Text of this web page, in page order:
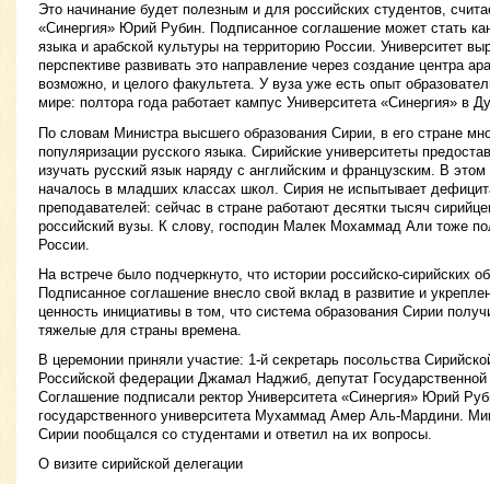
Это начинание будет полезным и для российских студентов,
«Синергия» Юрий Рубин. Подписанное соглашение может стать
языка и арабской культуры на территорию России. Университет
перспективе развивать это направление через создание центра
возможно, и целого факультета. У вуза уже есть опыт
мире: полтора года работает кампус Университета «Синергия» в
По словам Министра высшего образования Сирии, в его стране
популяризации русского языка. Сирийские университеты
изучать русский язык наряду с английским и французским. В этом
началось в младших классах школ. Сирия не испытывает
преподавателей: сейчас в стране работают десятки тысяч
российский вузы. К слову, господин Малек Мохаммад Али тоже
России.
На встрече было подчеркнуто, что истории российско-сирийских
Подписанное соглашение внесло свой вклад в развитие и
ценность инициативы в том, что система образования Сирии
тяжелые для страны времена.
В церемонии приняли участие: 1-й секретарь посольства
Российской федерации Джамал Наджиб, депутат
Соглашение подписали ректор Университета «Синергия» Юрий
государственного университета Мухаммад Амер Аль-Мардини.
Сирии пообщался со студентами и ответил на их вопросы.
О визите сирийской делегации